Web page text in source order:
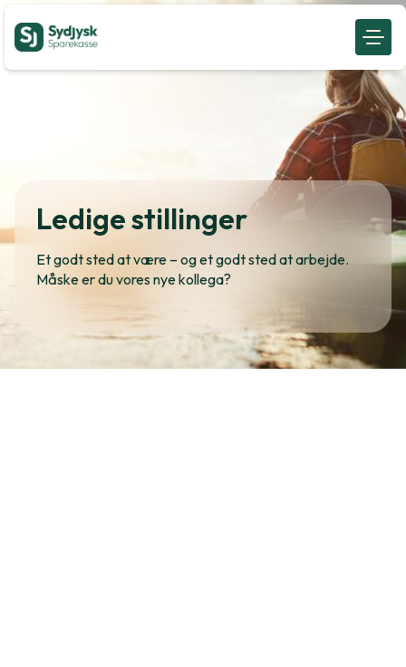
Ledige stillinger
Et godt sted at være – og et godt sted at arbejde.
Måske er du vores nye kollega?